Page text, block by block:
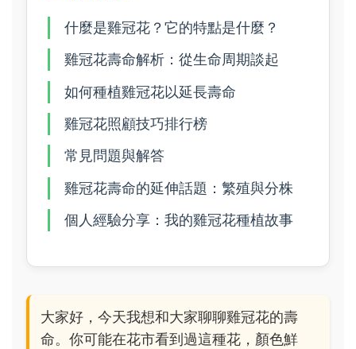
什麼是雞冠花？它的特點是什麼？
雞冠花壽命解析：從生命周期談起
如何種植雞冠花以延長壽命
雞冠花照顧技巧排行榜
常見問題與解答
雞冠花壽命的延伸話題：繁殖與分株
個人經驗分享：我的雞冠花種植故事
大家好，今天我想和大家聊聊雞冠花的壽
命。你可能在花市看到過這種花，顏色鮮